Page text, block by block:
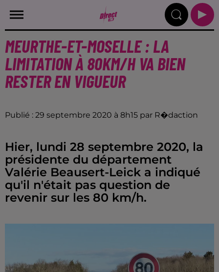
MEURTHE-ET-MOSELLE : LA
LIMITATION À 80KM/H VA BIEN
RESTER EN VIGUEUR
Publié : 29 septembre 2020 à 8h15 par R�daction
Hier, lundi 28 septembre 2020, la
présidente du département
Valérie Beausert-Leick a indiqué
qu'il n'était pas question de
revenir sur les 80 km/h.